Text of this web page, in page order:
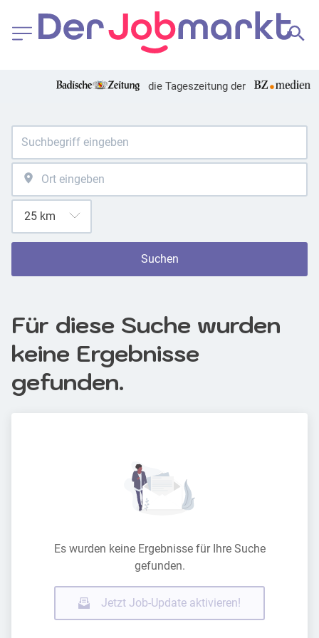
die Tageszeitung der
Suchen
Für diese Suche wurden
keine Ergebnisse
gefunden.
Es wurden keine Ergebnisse für Ihre Suche
gefunden.
Jetzt Job-Update aktivieren!